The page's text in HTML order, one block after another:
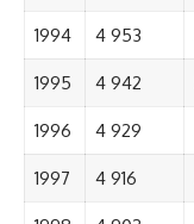
1994 4 953
1995 4 942
1996 4 929
1997 4 916